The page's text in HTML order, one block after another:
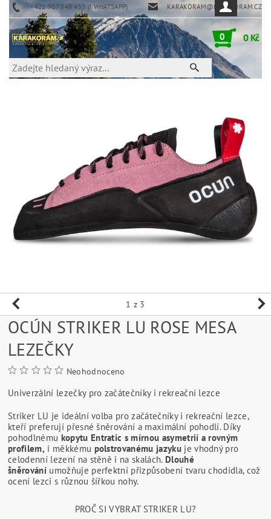
+421 907 849 453 (I WHATSAPP) KARAKORAM@KARAKORAM.CZ
0 0 Kč
1 z 3
OCÚN STRIKER LU ROSE MESA
LEZEČKY
Neohodnoceno
Univerzální lezečky pro začátečníky i rekreační lezce
Striker LU je ideální volba pro začátečníky i rekreační lezce,
kteří preferují přesné šněrování a maximální pohodlí. Díky
pohodlnému kopytu Entratic s mírnou asymetrií a rovným
profilem, i měkkému polstrovanému jazykuje vhodný pro
celodenní lezení na stěně i na skalách. Dlouhé
šněrování umožňuje perfektní přizpůsobení tvaru chodidla, což
ocení lezci s různou šířkou nohy.
PROČ SI VYBRAT STRIKER LU?